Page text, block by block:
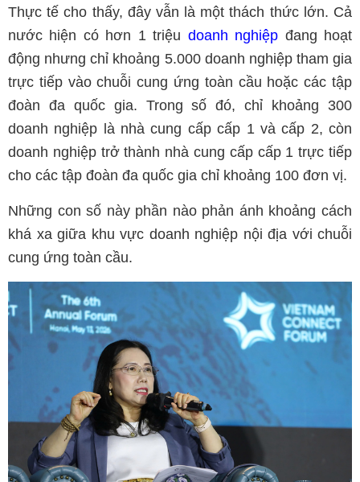
Thực tế cho thấy, đây vẫn là một thách thức lớn. Cả
nước hiện có hơn 1 triệu doanh nghiệp đang hoạt
động nhưng chỉ khoảng 5.000 doanh nghiệp tham gia
trực tiếp vào chuỗi cung ứng toàn cầu hoặc các tập
đoàn đa quốc gia. Trong số đó, chỉ khoảng 300
doanh nghiệp là nhà cung cấp cấp 1 và cấp 2, còn
doanh nghiệp trở thành nhà cung cấp cấp 1 trực tiếp
cho các tập đoàn đa quốc gia chỉ khoảng 100 đơn vị.
Những con số này phần nào phản ánh khoảng cách
khá xa giữa khu vực doanh nghiệp nội địa với chuỗi
cung ứng toàn cầu.